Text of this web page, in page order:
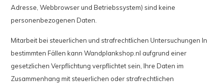
Adresse, Webbrowser und Betriebssystem) sind keine
personenbezogenen Daten.
Mitarbeit bei steuerlichen und strafrechtlichen Untersuchungen In
bestimmten Fällen kann Wandplankshop.nl aufgrund einer
gesetzlichen Verpflichtung verpflichtet sein, Ihre Daten im
Zusammenhang mit steuerlichen oder strafrechtlichen